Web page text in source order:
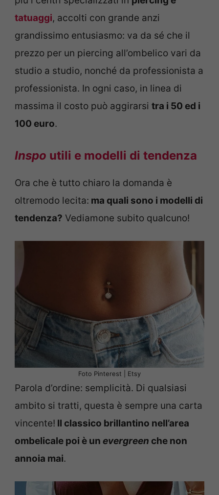
tatuaggi, accolti con grande anzi
grandissimo entusiasmo: va da sé che il
prezzo per un piercing all’ombelico vari da
studio a studio, nonché da professionista a
professionista. In ogni caso, in linea di
massima il costo può aggirarsi tra i 50 ed i
100 euro.
Inspo utili e modelli di tendenza
Ora che è tutto chiaro la domanda è
oltremodo lecita: ma quali sono i modelli di
tendenza? Vediamone subito qualcuno!
Foto Pinterest | Etsy
Parola d’ordine: semplicità. Di qualsiasi
ambito si tratti, questa è sempre una carta
vincente! Il classico brillantino nell’area
ombelicale poi è un evergreen che non
annoia mai.